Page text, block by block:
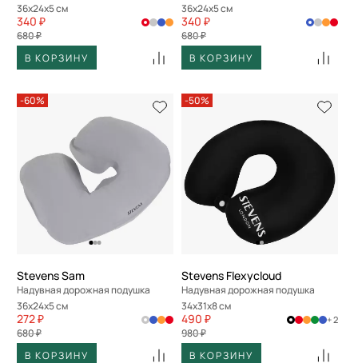
36x24x5 см
340 ₽
680 ₽
В КОРЗИНУ
36x24x5 см
340 ₽
680 ₽
В КОРЗИНУ
-60%
Stevens Sam
Надувная дорожная подушка
36x24x5 см
272 ₽
680 ₽
В КОРЗИНУ
-50%
Stevens Flexycloud
Надувная дорожная подушка
34x31x8 см
490 ₽
980 ₽
+ 2
В КОРЗИНУ